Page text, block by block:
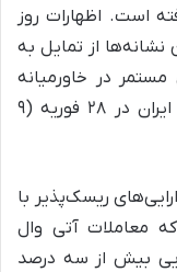
است. اظهارات روز
نشانه‌ها از تمایل به
هفته درگیری مستمر در خاورمیانه
است که با تجاوز آمریکایی صهیونی به ایران در ۲۸ فوریه (۹
ریسک‌پذیر با
معاملات آتی وال
بیش از سه درصد